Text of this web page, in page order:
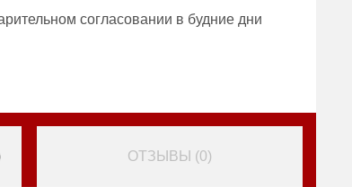
согласовании в будние дни
ОТЗЫВЫ (0)